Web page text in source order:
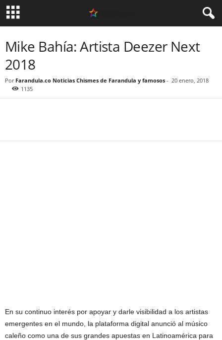
Mike Bahía: Artista Deezer Next
2018
Por Farandula.co Noticias Chismes de Farandula y famosos - 20 enero, 2018
1135
En su continuo interés por apoyar y darle visibilidad a los artistas
emergentes en el mundo, la plataforma digital anunció al músico
caleño como una de sus grandes apuestas en Latinoamérica para